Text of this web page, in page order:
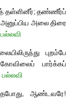
தள்ளினீர்; தண்ணீர்ப்
அலை திரை
பல்லவி
புறம்பே
பார்க்கப்
பல்லவி
ஆண்டவரே!